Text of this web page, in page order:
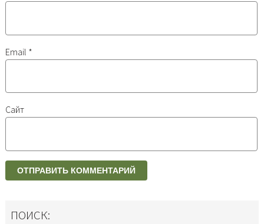
Email *
Сайт
ПОИСК: